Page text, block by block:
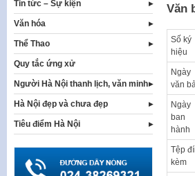
Văn
Số ký
hiệu
Ngày
văn
Ngày
ban
hành
Tệp
kèm
Tin tức – Sự kiện
Văn hóa
Thể Thao
Quy tắc ứng xử
Người Hà Nội thanh lịch, văn minh
Hà Nội đẹp và chưa đẹp
Tiêu điểm Hà Nội